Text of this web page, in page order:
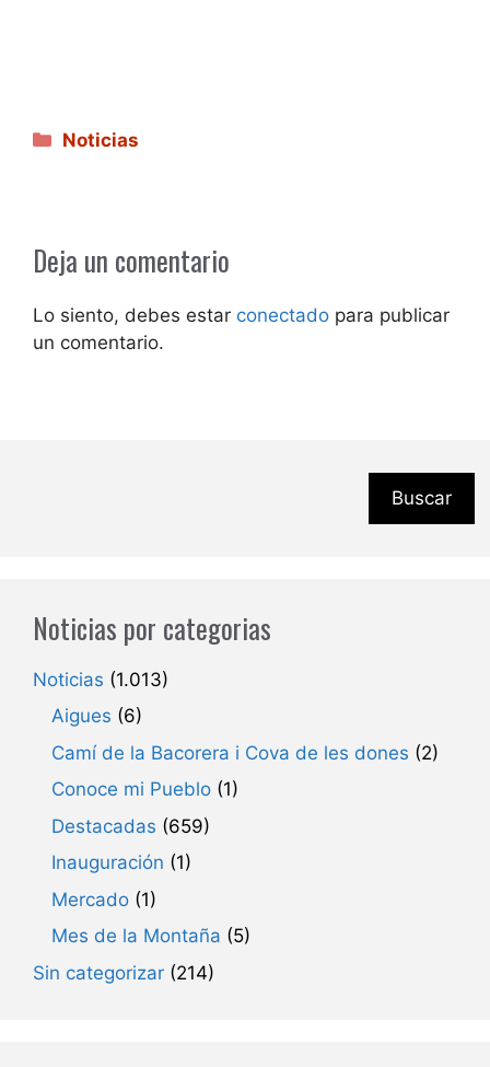
Categorías
Noticias
Deja un comentario
Lo siento, debes estar conectado para publicar
un comentario.
Buscar
Noticias por categorias
Noticias (1.013)
Aigues (6)
Camí de la Bacorera i Cova de les dones (2)
Conoce mi Pueblo (1)
Destacadas (659)
Inauguración (1)
Mercado (1)
Mes de la Montaña (5)
Sin categorizar (214)